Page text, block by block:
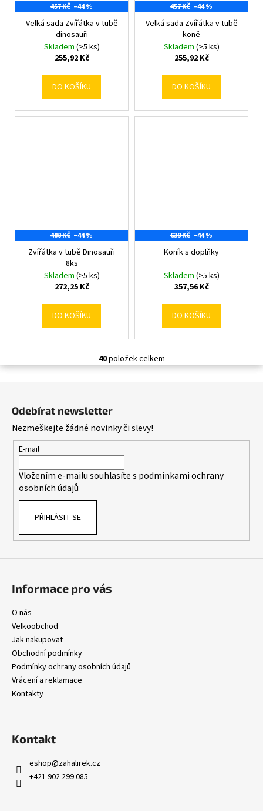
457 KČ –44 %
Velká sada Zvířátka v tubě
dinosauři
Skladem (>5 ks)
255,92 Kč
DO KOŠÍKU
457 KČ –44 %
Velká sada Zvířátka v tubě
koně
Skladem (>5 ks)
255,92 Kč
DO KOŠÍKU
488 KČ –44 %
Zvířátka v tubě Dinosauři
8ks
Skladem (>5 ks)
272,25 Kč
DO KOŠÍKU
639 KČ –44 %
Koník s doplňky
Skladem (>5 ks)
357,56 Kč
DO KOŠÍKU
O
a
c
r
ý
p
40položek celkem
Odebírat newsletter
Nezmeškejte žádné novinky či slevy!
E-mail
Vložením e-mailu souhlasíte s podmínkami ochrany
osobních údajů
PŘIHLÁSIT SE
Informace pro vás
O nás
Velkoobchod
Jak nakupovat
Obchodní podmínky
Podmínky ochrany osobních údajů
Vrácení a reklamace
Kontakty
Kontakt
eshop@zahalirek.cz
+421 902 299 085